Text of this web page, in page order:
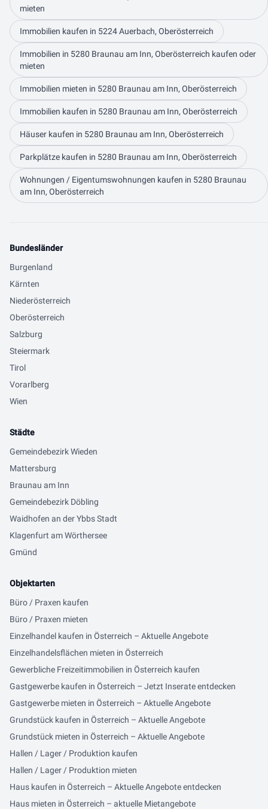
mieten
Immobilien kaufen in 5224 Auerbach, Oberösterreich
Immobilien in 5280 Braunau am Inn, Oberösterreich kaufen oder
mieten
Immobilien mieten in 5280 Braunau am Inn, Oberösterreich
Immobilien kaufen in 5280 Braunau am Inn, Oberösterreich
Häuser kaufen in 5280 Braunau am Inn, Oberösterreich
Parkplätze kaufen in 5280 Braunau am Inn, Oberösterreich
Wohnungen / Eigentumswohnungen kaufen in 5280 Braunau
am Inn, Oberösterreich
Bundesländer
Burgenland
Kärnten
Niederösterreich
Oberösterreich
Salzburg
Steiermark
Tirol
Vorarlberg
Wien
Städte
Gemeindebezirk Wieden
Mattersburg
Braunau am Inn
Gemeindebezirk Döbling
Waidhofen an der Ybbs Stadt
Klagenfurt am Wörthersee
Gmünd
Objektarten
Büro / Praxen kaufen
Büro / Praxen mieten
Einzelhandel kaufen in Österreich – Aktuelle Angebote
Einzelhandelsflächen mieten in Österreich
Gewerbliche Freizeitimmobilien in Österreich kaufen
Gastgewerbe kaufen in Österreich – Jetzt Inserate entdecken
Gastgewerbe mieten in Österreich – Aktuelle Angebote
Grundstück kaufen in Österreich – Aktuelle Angebote
Grundstück mieten in Österreich – Aktuelle Angebote
Hallen / Lager / Produktion kaufen
Hallen / Lager / Produktion mieten
Haus kaufen in Österreich – Aktuelle Angebote entdecken
Haus mieten in Österreich – aktuelle Mietangebote